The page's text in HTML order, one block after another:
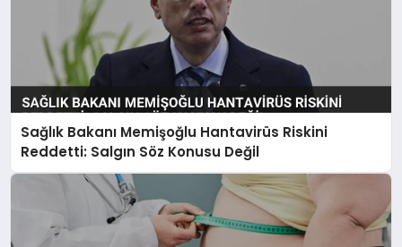
Sağlık Bakanı Memişoğlu Hantavirüs Riskini
Reddetti: Salgın Söz Konusu Değil